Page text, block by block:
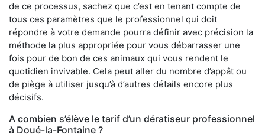
de ce processus, sachez que c’est en tenant compte de
tous ces paramètres que le professionnel qui doit
répondre à votre demande pourra définir avec précision la
méthode la plus appropriée pour vous débarrasser une
fois pour de bon de ces animaux qui vous rendent le
quotidien invivable. Cela peut aller du nombre d’appât ou
de piège à utiliser jusqu’à d’autres détails encore plus
décisifs.
A combien s’élève le tarif d’un dératiseur professionnel
à Doué-la-Fontaine ?